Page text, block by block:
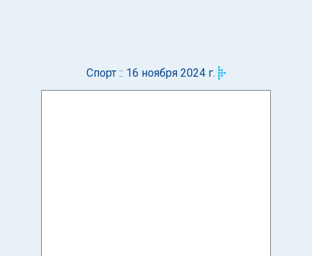
Спорт :: 16 ноября 2024 г.